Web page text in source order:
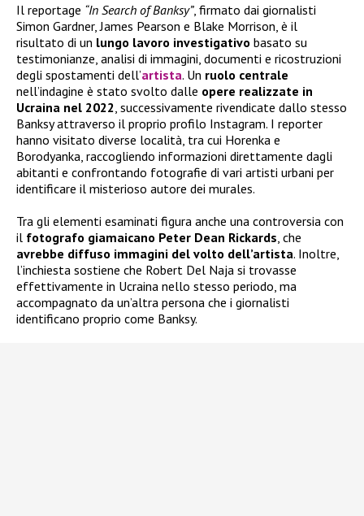
Il reportage “In Search of Banksy”, firmato dai giornalisti
Simon Gardner, James Pearson e Blake Morrison, è il
risultato di un lungo lavoro investigativo basato su
testimonianze, analisi di immagini, documenti e ricostruzioni
degli spostamenti dell’artista. Un ruolo centrale
nell’indagine è stato svolto dalle opere realizzate in
Ucraina nel 2022 , successivamente rivendicate dallo stesso
Banksy attraverso il proprio profilo Instagram. I reporter
hanno visitato diverse località, tra cui Horenka e
Borodyanka, raccogliendo informazioni direttamente dagli
abitanti e confrontando fotografie di vari artisti urbani per
identificare il misterioso autore dei murales.
Tra gli elementi esaminati figura anche una controversia con
il fotografo giamaicano Peter Dean Rickards , che
avrebbe diffuso immagini del volto dell’artista. Inoltre,
l’inchiesta sostiene che Robert Del Naja si trovasse
effettivamente in Ucraina nello stesso periodo, ma
accompagnato da un’altra persona che i giornalisti
identificano proprio come Banksy.